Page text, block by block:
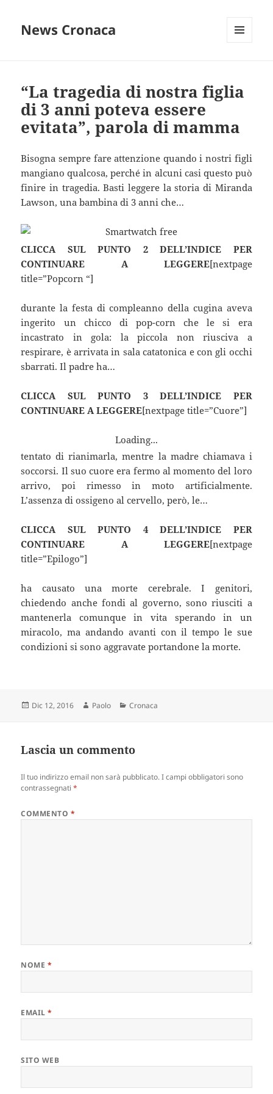
News Cronaca
“La tragedia di nostra figlia
di 3 anni poteva essere
evitata”, parola di mamma
Bisogna sempre fare attenzione quando i nostri figli
mangiano qualcosa, perché in alcuni casi questo può
finire in tragedia. Basti leggere la storia di Miranda
Lawson, una bambina di 3 anni che…
CLICCA SUL PUNTO 2 DELL’INDICE PER
CONTINUARE A LEGGERE[nextpage
title=”Popcorn “]
durante la festa di compleanno della cugina aveva
ingerito un chicco di pop-corn che le si era
incastrato in gola: la piccola non riusciva a
respirare, è arrivata in sala catatonica e con gli occhi
sbarrati. Il padre ha…
CLICCA SUL PUNTO 3 DELL’INDICE PER
CONTINUARE A LEGGERE[nextpage title=”Cuore”]
Loading...
tentato di rianimarla, mentre la madre chiamava i
soccorsi. Il suo cuore era fermo al momento del loro
arrivo, poi rimesso in moto artificialmente.
L’assenza di ossigeno al cervello, però, le…
CLICCA SUL PUNTO 4 DELL’INDICE PER
CONTINUARE A LEGGERE[nextpage
title=”Epilogo”]
ha causato una morte cerebrale. I genitori,
chiedendo anche fondi al governo, sono riusciti a
mantenerla comunque in vita sperando in un
miracolo, ma andando avanti con il tempo le sue
condizioni si sono aggravate portandone la morte.
Scritto
Dic 12, 2016 Autore
Paolo Categorie
Cronaca
Lascia un commento
Il tuo indirizzo email non sarà pubblicato. I campi obbligatori sono
contrassegnati*
COMMENTO *
NOME *
EMAIL*
SITO WEB